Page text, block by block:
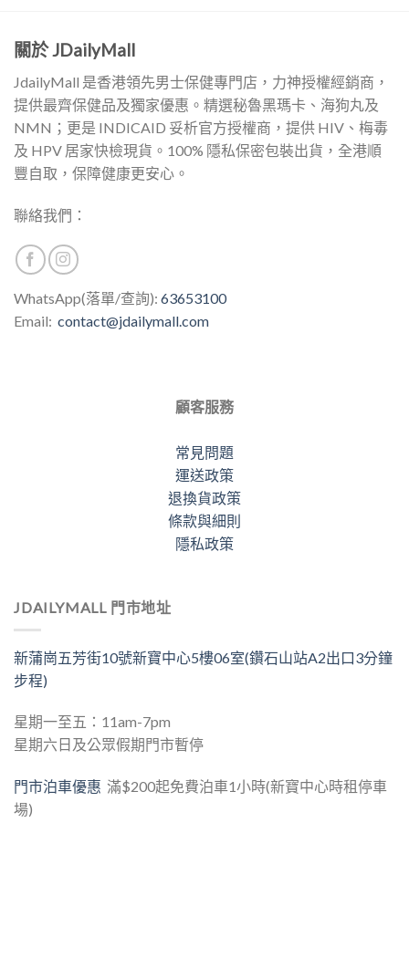
關於 JDailyMall
JdailyMall 是香港領先男士保健專門店，力神授權經銷商，
提供最齊保健品及獨家優惠。精選秘魯黑瑪卡、海狗丸及
NMN；更是 INDICAID 妥析官方授權商，提供 HIV、梅毒
及 HPV 居家快檢現貨。100% 隱私保密包裝出貨，全港順
豐自取，保障健康更安心。
聯絡我們：
WhatsApp(落單/查詢): 63653100
Email: contact@jdailymall.com
顧客服務
常見問題
運送政策
退換貨政策
條款與細則
隱私政策
JDAILYMALL 門市地址
新蒲崗五芳街10號新寶中心5樓06室(鑽石山站A2出口3分鐘
步程)
星期一至五：11am-7pm
星期六日及公眾假期門市暫停
門市泊車優惠 滿$200起免費泊車1小時(新寶中心時租停車
場)